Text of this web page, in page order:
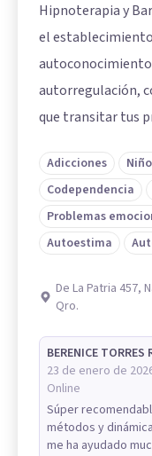
Hipnoterapia y
el
autoconocimiento
autorregulación,
que transitar tus
Adicciones
Codependencia
Problemas
Autoestima
De La Patria 457,
Qro.
BERENICE TORRES
23 de enero de
Online
Súper
métodos y
me ha ayudado